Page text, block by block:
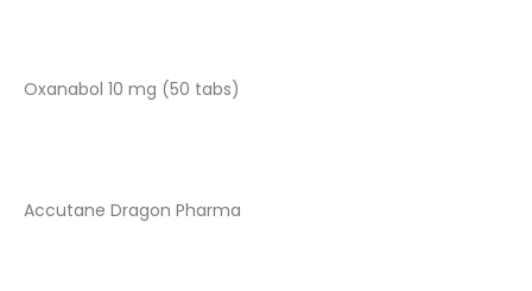
Oxanabol 10 mg (50 tabs)
Accutane Dragon Pharma